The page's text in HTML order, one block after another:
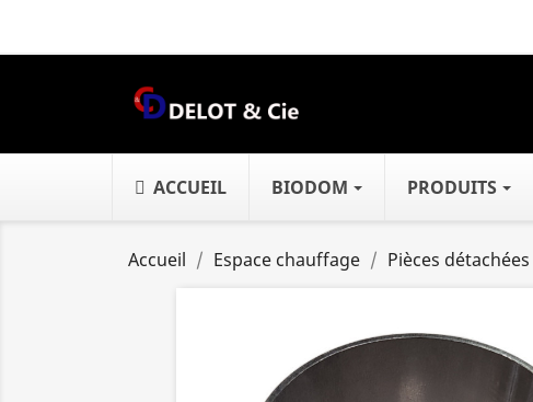
ACCUEIL BIODOM PRODUITS
Accueil Espace chauffage Pièces détachées